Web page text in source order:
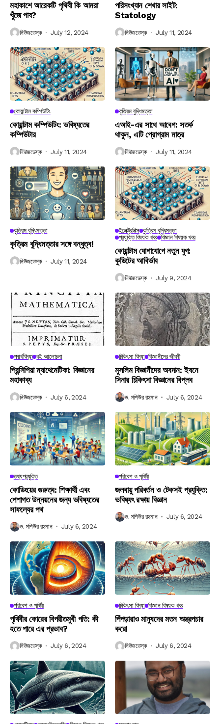
মহাকাশে আরেকটি পৃথিবী কি আমরা
খুঁজে পাব?
নিউজডেস্ক July 12, 2024
পরিসংখ্যান শেখার সাইট:
Statology
নিউজডেস্ক July 11, 2024
কোয়ান্টাম কম্পিউটিং
কোয়ান্টাম কম্পিউটিং: ভবিষ্যতের
কম্পিউটার
নিউজডেস্ক July 11, 2024
কৃত্রিম বুদ্ধিমত্তা
এআই-এর সাথে আবেগ: সতর্ক
থাকুন, এটি প্রোগ্রাম মাত্র
নিউজডেস্ক July 11, 2024
কৃত্রিম বুদ্ধিমত্তা
কৃত্রিম বুদ্ধিমত্তার সঙ্গে বন্ধুত্ব!
নিউজডেস্ক July 11, 2024
ইলেক্ট্রনিক্স কৃত্রিম বুদ্ধিমত্তা
প্রযুক্তি বিষয়ক খবর বিজ্ঞান বিষয়ক খবর
কোয়ান্টাম যোগাযোগে নতুন যুগ:
কুডিটের আবির্ভাব
নিউজডেস্ক July 9, 2024
পদার্থবিদ্যা বই আলোচনা
প্রিন্সিপিয়া ম্যাথেমেটিকা: বিজ্ঞানের
মহাকাব্য
নিউজডেস্ক July 6, 2024
চিকিৎসা বিদ্যা বিজ্ঞানীদের জীবনী
মুসলিম বিজ্ঞানীদের অবদান: ইবনে
সিনার চিকিৎসা বিজ্ঞানের বিপ্লব
ড. মশিউর রহমান July 6, 2024
তথ্যপ্রযুক্তি
কোডিংয়ের গুরুত্ব: শিক্ষার্থী এবং
পেশাগত উন্নয়নের জন্য ভবিষ্যতের
সাফল্যের পথ
ড. মশিউর রহমান July 6, 2024
পরিবেশ ও পৃথিবী
জলবায়ু পরিবর্তন ও টেকসই প্রযুক্তি:
ভবিষ্যৎ রক্ষায় বিজ্ঞান
ড. মশিউর রহমান July 6, 2024
পরিবেশ ও পৃথিবী
পৃথিবীর কোরের বিপরীতমুখী গতি: কী
হতে পারে এর প্রভাব?
নিউজডেস্ক July 6, 2024
চিকিৎসা বিদ্যা বিজ্ঞান বিষয়ক খবর
পিঁপড়ারাও মানুষদের মতন অস্ত্রপচার
করে!
নিউজডেস্ক July 6, 2024